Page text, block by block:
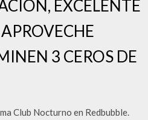
EXCELENTE
3 CEROS DE
Club Nocturno en Redbubble.